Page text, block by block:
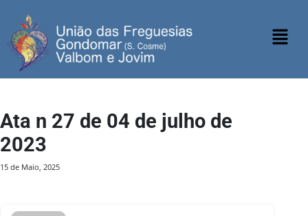
Ata n 27 de 04 de julho de
2023
15 de Maio, 2025